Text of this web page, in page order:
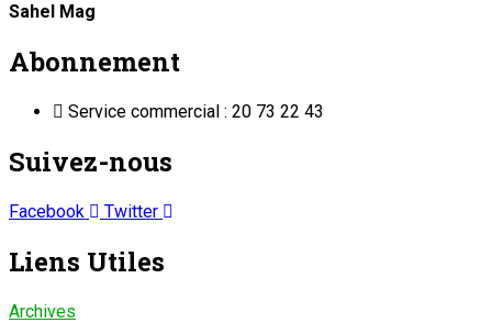
Sahel Mag
Abonnement
Service commercial : 20 73 22 43
Suivez-nous
Facebook Twitter
Liens Utiles
Archives